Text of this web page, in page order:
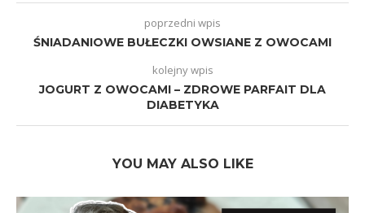
poprzedni wpis
ŚNIADANIOWE BUŁECZKI OWSIANE Z OWOCAMI
kolejny wpis
JOGURT Z OWOCAMI – ZDROWE PARFAIT DLA
DIABETYKA
YOU MAY ALSO LIKE